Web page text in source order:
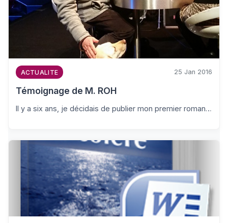
ACTUALITE 25 Jan 2016
Témoignage de M. ROH
Il y a six ans, je décidais de publier mon premier roman…